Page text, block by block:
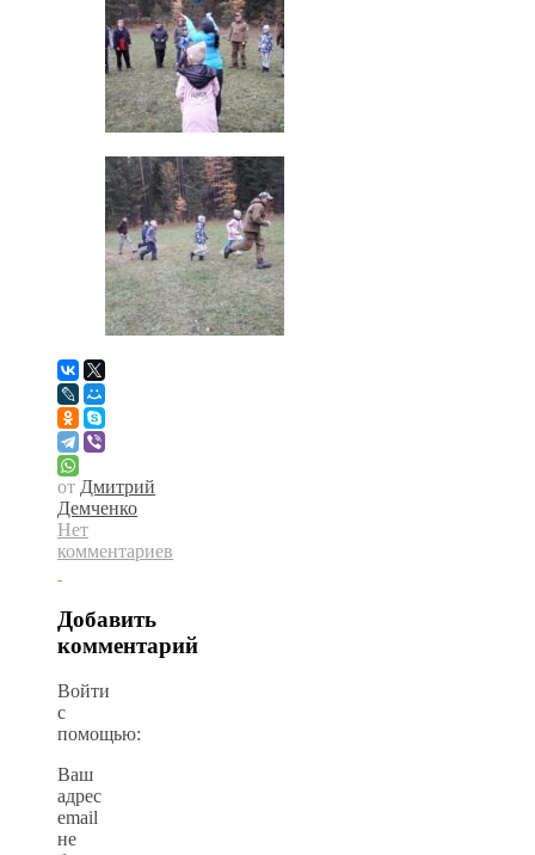
от Дмитрий
Демченко
Нет
комментариев
Добавить
комментарий
Войти
с
помощью:
Ваш
адрес
email
не